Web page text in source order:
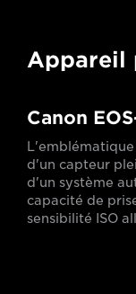
Appareil
Canon
d'un capteur
d'un système
capacité de
sensibilité ISO